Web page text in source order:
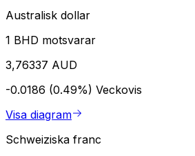
Australisk dollar
1 BHD motsvarar
3,76337 AUD
-0.0186 (0.49%) Veckovis
Visa diagram
Schweiziska franc